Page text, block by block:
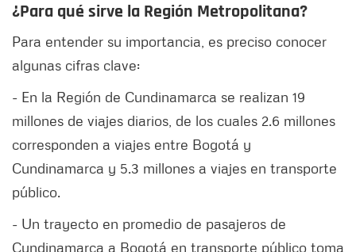
¿Para qué sirve la Región Metropolitana?
Para entender su importancia, es preciso conocer
algunas cifras clave:
- En la Región de Cundinamarca se realizan 19
millones de viajes diarios, de los cuales 2.6 millones
corresponden a viajes entre Bogotá y
Cundinamarca y 5.3 millones a viajes en transporte
público.
- Un trayecto en promedio de pasajeros de
Cundinamarca a Bogotá en transporte público toma